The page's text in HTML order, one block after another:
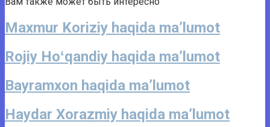
Maxmur Koriziy haqida ma’lumot
Rojiy Hoʻqandiy haqida ma’lumot
Bayramxon haqida ma’lumot
Haydar Xorazmiy haqida ma’lumot